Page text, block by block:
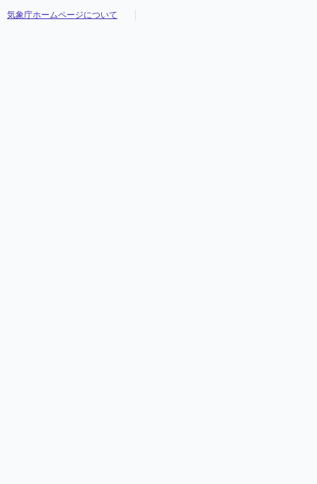
気象庁ホームページについて